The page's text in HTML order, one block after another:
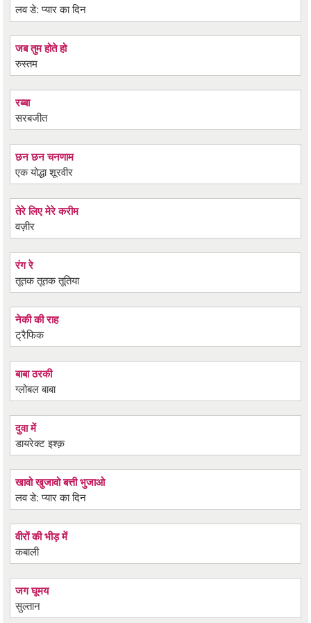
लव डे: प्यार का दिन
जब तुम होते हो
रुस्तम
रब्बा
सरबजीत
छन छन चनणाम
एक योद्धा शूरवीर
तेरे लिए मेरे करीम
वज़ीर
रंग रे
तूतक तूतक तूतिया
नेकी की राह
ट्रैफिक
बाबा ठरकी
ग्लोबल बाबा
दुवा में
डायरेक्ट इश्क़
खावो खुजावो बत्ती भुजाओ
लव डे: प्यार का दिन
वीरों की भीड़ में
कबाली
जग घूमय
सुल्तान